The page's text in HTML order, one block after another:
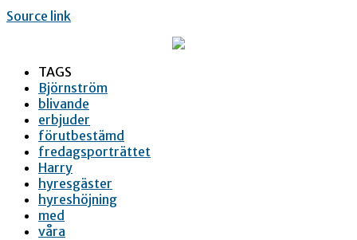
Source link
TAGS
Björnström
blivande
erbjuder
förutbestämd
fredagsporträttet
Harry
hyresgäster
hyreshöjning
med
våra